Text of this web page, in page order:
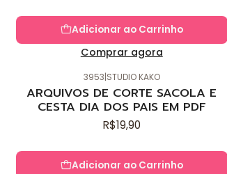
Adicionar ao Carrinho
Comprar agora
3953|STUDIO KAKO
ARQUIVOS DE CORTE SACOLA E
CESTA DIA DOS PAIS EM PDF
R$19,90
Adicionar ao Carrinho